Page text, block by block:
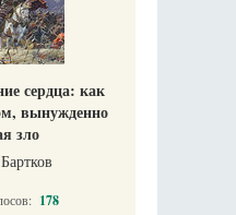
сердца: как
вынужденно
зло
178